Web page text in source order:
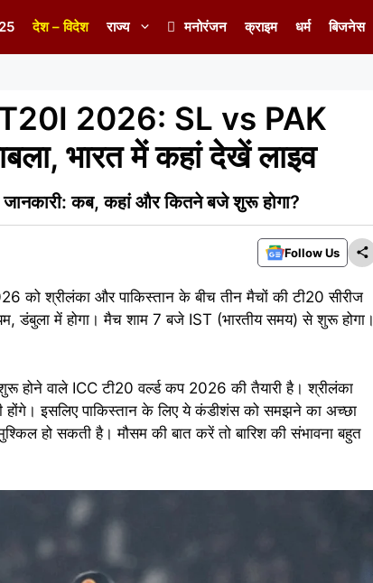
देश – विदेश राज्य मनोरंजन क्राइम धर्म बिजनेस
2026: SL vs PAK
भारत में कहां देखें लाइव
कब, कहां और कितने बजे शुरू होगा?
Follow Us
को श्रीलंका और पाकिस्तान के बीच तीन मैचों की टी20 सीरीज
डंबुला में होगा। मैच शाम 7 बजे IST (भारतीय समय) से शुरू होगा।
होने वाले ICC टी20 वर्ल्ड कप 2026 की तैयारी है। श्रीलंका
इसलिए पाकिस्तान के लिए ये कंडीशंस को समझने का अच्छा
हो सकती है। मौसम की बात करें तो बारिश की संभावना बहुत